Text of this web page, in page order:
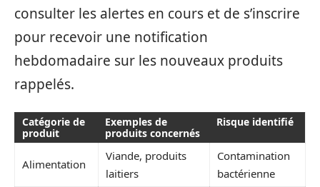
consulter les alertes en cours et de s’inscrire
pour recevoir une notification
hebdomadaire sur les nouveaux produits
rappelés.
Catégorie de
produit
Exemples de
produits concernés
Risque identifié
Alimentation
Viande, produits
laitiers
Contamination
bactérienne